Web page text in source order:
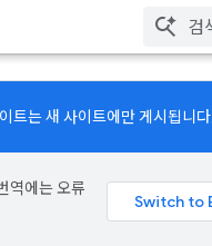
트는 새 사이트에만 게시됩니다.
역에는 오류